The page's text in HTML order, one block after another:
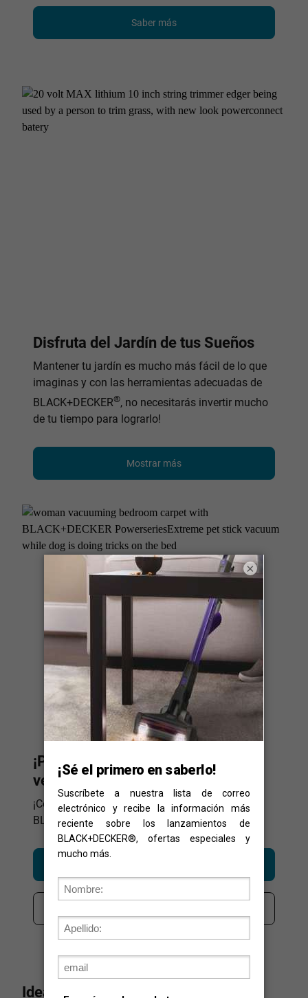
Saber más
Disfruta del Jardín de tus Sueños
Mantener tu jardín es mucho más fácil de lo que
imaginas y con las herramientas adecuadas de
BLACK+DECKER®, no necesitarás invertir mucho
de tu tiempo para lograrlo!
Mostrar más
¡Ponle Play! ¡Y hazlo fácil de
verdad!
¡Conoce la solución completa de limpieza
BLACK+DECKER que te ayuda en el día a día!
Ideas + Inspiración
×